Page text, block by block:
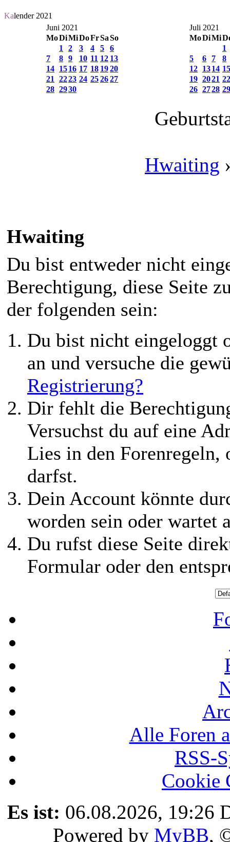
Kalender 2021
Juni 2021
MoDiMiDoFrSaSo
1
2 3 4 5
6
7
8 9 10 11 12 13
14 1516 17 18 1920
21
2223 24 252627
28 2930
Juli 2021
MoDiMi
1
5
6 7
8
12 1314 15
19 2021 22
26 2728 29
Hwaiting
Hwaiting
Du bist entweder nicht
Berechtigung, diese Seite
der folgenden sein:
Du bist nicht eingeloggt
an und versuche die
Registrierung?
Dir fehlt die
Versuchst du auf eine
Lies in den Forenregeln,
darfst.
Dein Account könnte
worden sein oder wartet
Du rufst diese Seite
Formular oder den
Alle Foren
RSS-
Cookie
Es ist: 06.08.2026, 19:26
Powered by MyBB,